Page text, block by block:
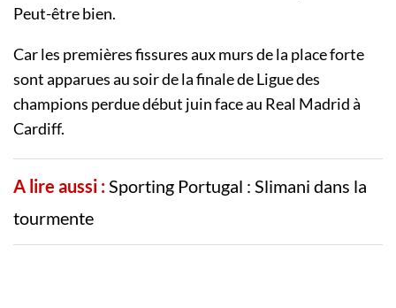
Peut-être bien.
Car les premières fissures aux murs de la place forte
sont apparues au soir de la finale de Ligue des
champions perdue début juin face au Real Madrid à
Cardiff.
A lire aussi :Sporting Portugal : Slimani dans la
tourmente